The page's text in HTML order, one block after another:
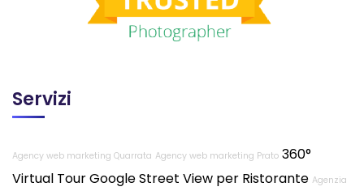
Servizi
Agency web marketing Quarrata Agency web marketing Prato 360°
Virtual Tour Google Street View per Ristorante Agenzia